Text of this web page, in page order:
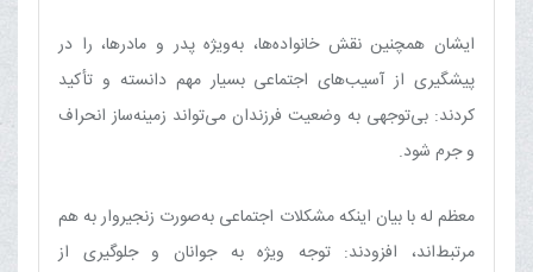
ایشان همچنین نقش خانواده‌ها، به‌ویژه پدر و مادرها، را در
پیشگیری از آسیب‌های اجتماعی بسیار مهم دانسته و تأکید
کردند: بی‌توجهی به وضعیت فرزندان می‌تواند زمینه‌ساز انحراف
و جرم شود.
معظم له با بیان اینکه مشکلات اجتماعی به‌صورت زنجیروار به هم
مرتبط‌اند، افزودند: توجه ویژه به جوانان و جلوگیری از